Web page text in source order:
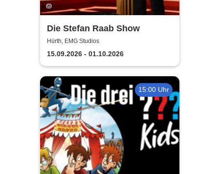
Die Stefan Raab Show
Hürth, EMG Studios
15.09.2026 - 01.10.2026
15:00 Uhr